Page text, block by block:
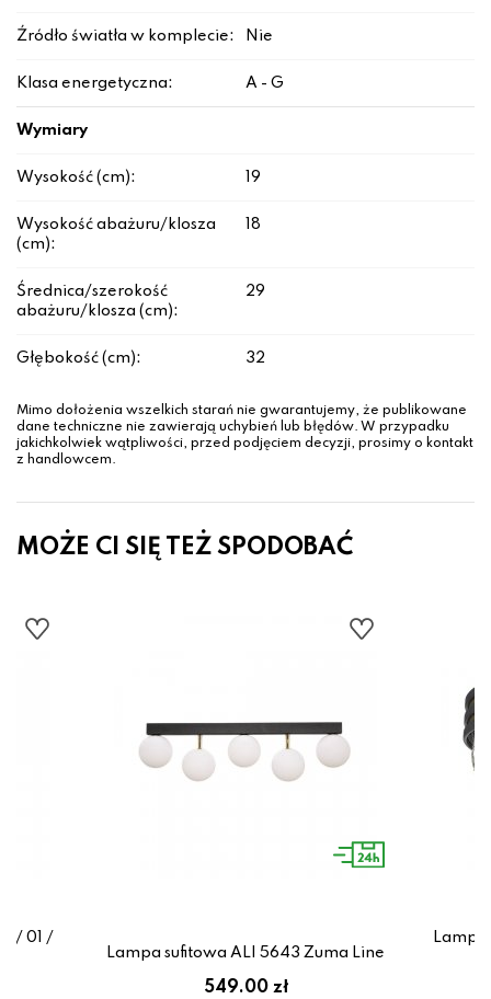
Źródło światła w komplecie: Nie
Klasa energetyczna: A - G
Wymiary
Wysokość (cm): 19
Wysokość abażuru/klosza
(cm):
18
Średnica/szerokość
abażuru/klosza (cm):
29
Głębokość (cm): 32
Mimo dołożenia wszelkich starań nie gwarantujemy, że publikowane
dane techniczne nie zawierają uchybień lub błędów. W przypadku
jakichkolwiek wątpliwości, przed podjęciem decyzji, prosimy o kontakt
z handlowcem.
MOŻE CI SIĘ TEŻ SPODOBAĆ
/ 01 /
Lampa sufitowa ALI 5643 Zuma Line
549.00 zł